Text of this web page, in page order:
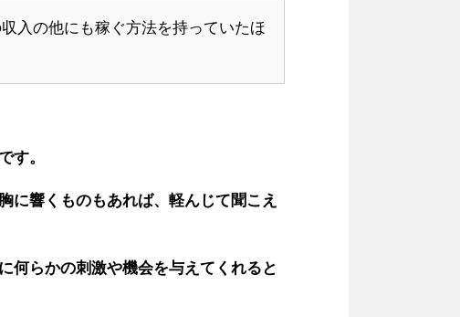
入の他にも稼ぐ方法を持っていたほ
す。
に響くものもあれば、軽んじて聞こえ
何らかの刺激や機会を与えてくれると